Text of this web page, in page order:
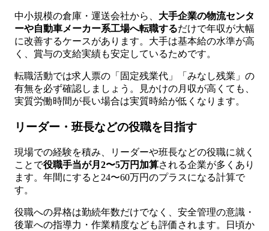
中小規模の倉庫・運送会社から、 大手企業の物流センタ
ーや自動車メーカー系工場へ転職するだけで年収が大幅
に改善するケースがあります。大手は基本給の水準が高
く、賞与の支給実績も安定しているためです。
転職活動では求人票の「固定残業代」「みなし残業」の
有無を必ず確認しましょう。見かけの月収が高くても、
実質労働時間が長い場合は実質時給が低くなります。
リーダー・班長などの役職を目指す
現場での経験を積み、リーダーや班長などの役職に就く
ことで役職手当が月2〜5万円加算される企業が多くあり
ます。年間にすると24〜60万円のプラスになる計算で
す。
役職への昇格は勤続年数だけでなく、安全管理の意識・
後輩への指導力・作業精度なども評価されます。日頃か